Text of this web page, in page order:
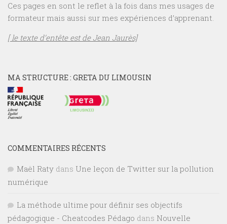
Ces pages en sont le reflet à la fois dans mes usages de
formateur mais aussi sur mes expériences d’apprenant.
[ le texte d’entête est de Jean Jaurès]
MA STRUCTURE : GRETA DU LIMOUSIN
COMMENTAIRES RÉCENTS
Maël Raty dans Une leçon de Twitter sur la pollution
numérique
La méthode ultime pour définir ses objectifs
pédagogique - Cheatcodes Pédago dans Nouvelle